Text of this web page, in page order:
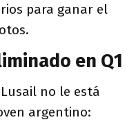
para ganar el
en Q1
no le está
argentino: